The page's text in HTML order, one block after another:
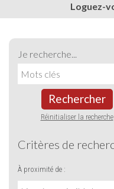
Loguez-
Je recherche...
Rechercher
Réinitialiser la recherche
Critères de
À proximité de :